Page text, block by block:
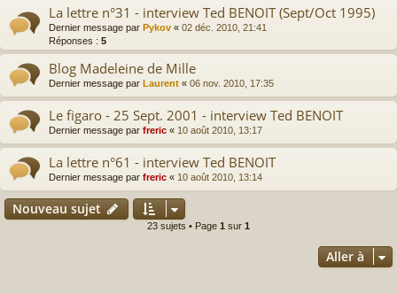
La lettre n°31 - interview Ted BENOIT (Sept/Oct 1995)
Dernier message par Pykov « 02 déc. 2010, 21:41
Réponses : 5
Blog Madeleine de Mille
Dernier message par Laurent « 06 nov. 2010, 17:35
Le figaro - 25 Sept. 2001 - interview Ted BENOIT
Dernier message par freric « 10 août 2010, 13:17
La lettre n°61 - interview Ted BENOIT
Dernier message par freric « 10 août 2010, 13:14
Nouveau sujet
23 sujets • Page 1 sur 1
Aller à